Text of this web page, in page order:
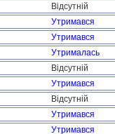
Відсутній
Утримався
Утримався
Утрималась
Відсутній
Утримався
Відсутній
Утримався
Утримався